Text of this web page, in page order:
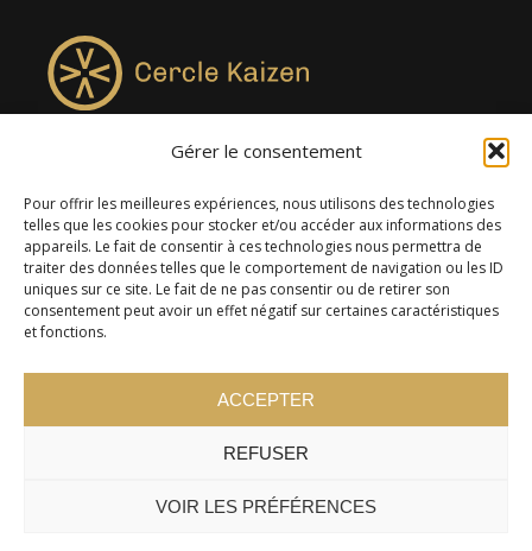
Gérer le consentement
Pour offrir les meilleures expériences, nous utilisons des technologies
telles que les cookies pour stocker et/ou accéder aux informations des
appareils. Le fait de consentir à ces technologies nous permettra de
traiter des données telles que le comportement de navigation ou les ID
uniques sur ce site. Le fait de ne pas consentir ou de retirer son
consentement peut avoir un effet négatif sur certaines caractéristiques
et fonctions.
ACCEPTER
REFUSER
VOIR LES PRÉFÉRENCES
4957, rue Lionel-Groulx, bureau 819, Saint-Augustin-de-
Desmaures QC G3A 0M7
© 2024 Cercle Kaizen. Tous droits réservés -